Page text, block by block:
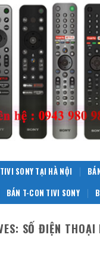
SONY TẠI HÀ NỘI
BÁN T-CON TIVI SONY
SỐ ĐIỆN THOẠI